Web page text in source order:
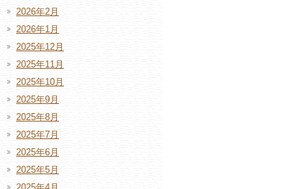
2026年2月
2026年1月
2025年12月
2025年11月
2025年10月
2025年9月
2025年8月
2025年7月
2025年6月
2025年5月